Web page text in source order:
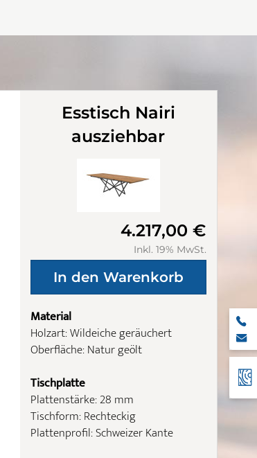
Esstisch Nairi
ausziehbar
4.217,00 €
Inkl. 19% MwSt.
Material
Holzart: Wildeiche geräuchert
Oberfläche: Natur geölt
Tischplatte
Plattenstärke: 28 mm
Tischform: Rechteckig
Plattenprofil: Schweizer Kante